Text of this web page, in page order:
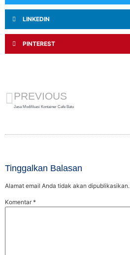
LINKEDIN
PINTEREST
PREVIOUS
Jasa Modifikasi Kontainer Cafe Batu
Tinggalkan Balasan
Alamat email Anda tidak akan dipublikasikan.
Komentar*